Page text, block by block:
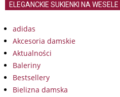
ELEGANCKIE SUKIENKI NA
adidas
Akcesoria damskie
Aktualności
Baleriny
Bestsellery
Bielizna damska